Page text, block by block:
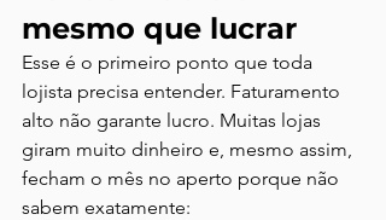
mesmo que lucrar
Esse é o primeiro ponto que toda
lojista precisa entender. Faturamento
alto não garante lucro. Muitas lojas
giram muito dinheiro e, mesmo assim,
fecham o mês no aperto porque não
sabem exatamente: